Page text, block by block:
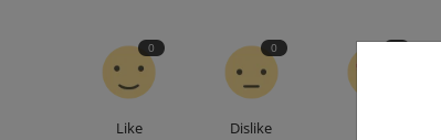
0
Like
0
Dislike